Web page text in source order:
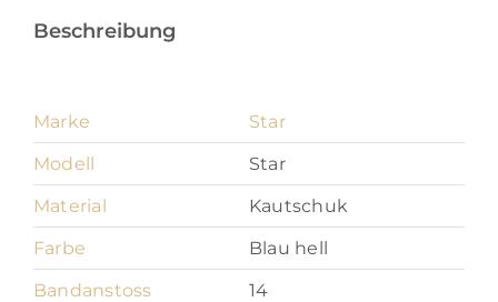
Menge
Beschreibung
Marke
Star
Modell
Star
Material
Kautschuk
Farbe
Blau hell
Bandanstoss
14